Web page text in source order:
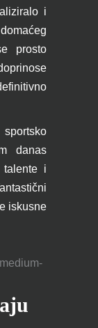
i
prosto
danas
talente i
iskusne